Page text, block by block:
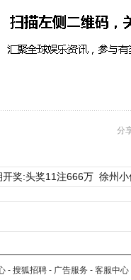
分
奖:头奖11注666万 徐州
- 搜狐招聘 - 广告服务 - 客服中心